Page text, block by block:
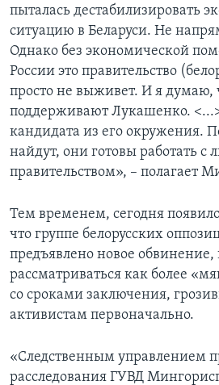
пыталась дестабилизировать
ситуацию в Беларуси. Не
Однако без экономической
России это правительство
просто не выживет. И я думаю,
поддерживают Лукашенко.
кандидата из его окружения.
найдут, они готовы работать с
правительством», – полагает
Тем временем, сегодня
что группе белорусских
предъявлено новое
рассматриваться как более
со сроками заключения,
активистам первоначально.
«Следственным управлением
расследования ГУВД